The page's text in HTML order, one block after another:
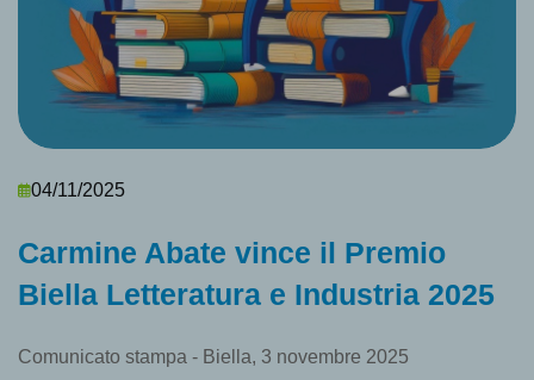
04/11/2025
Carmine Abate vince il Premio
Biella Letteratura e Industria 2025
Comunicato stampa - Biella, 3 novembre 2025